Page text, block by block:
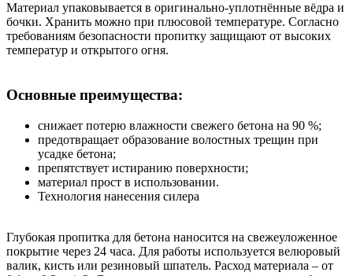
Материал упаковывается в оригинально-уплотнённые вёдра и
бочки. Хранить можно при плюсовой температуре. Согласно
требованиям безопасности пропитку защищают от высоких
температур и открытого огня.
Основные преимущества:
снижает потерю влажности свежего бетона на 90 %;
предотвращает образование волостных трещин при
усадке бетона;
препятствует истиранию поверхности;
материал прост в использовании.
Технология нанесения силера
Глубокая пропитка для бетона наносится на свежеуложенное
покрытие через 24 часа. Для работы используется велюровый
валик, кисть или резиновый шпатель. Расход материала – от